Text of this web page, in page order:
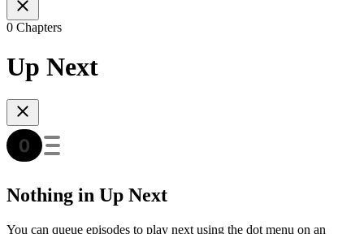
0 Chapters
Up Next
Nothing in Up Next
You can queue episodes to play next using the dot menu on an